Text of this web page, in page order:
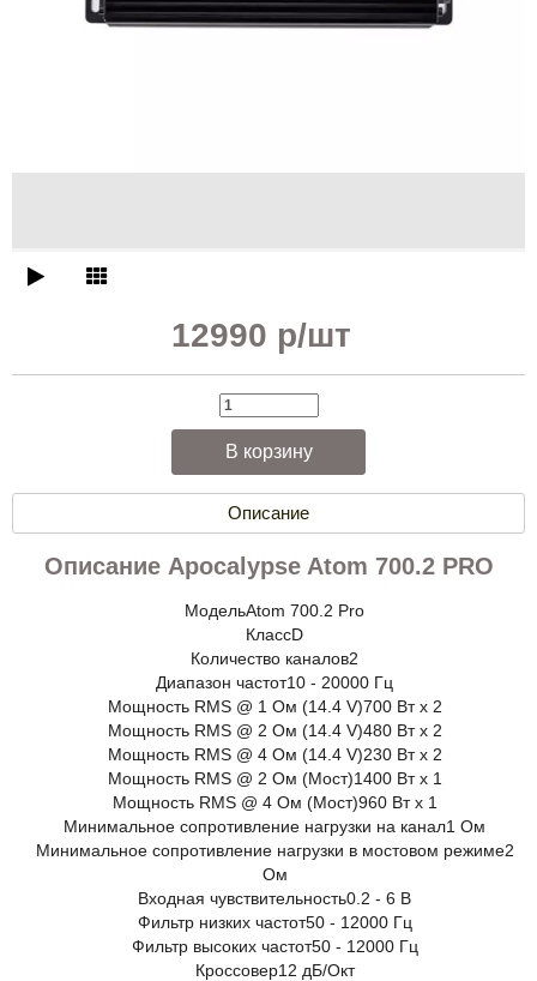
12990 р/шт
Описание
Описание Apocalypse Atom 700.2 PRO
МодельAtom 700.2 Pro
КлассD
Количество каналов2
Диапазон частот10 - 20000 Гц
Мощность RMS @ 1 Ом (14.4 V)700 Вт x 2
Мощность RMS @ 2 Ом (14.4 V)480 Вт x 2
Мощность RMS @ 4 Ом (14.4 V)230 Вт x 2
Мощность RMS @ 2 Ом (Мост)1400 Вт x 1
Мощность RMS @ 4 Ом (Мост)960 Вт x 1
Минимальное сопротивление нагрузки на канал1 Ом
Минимальное сопротивление нагрузки в мостовом режиме2
Ом
Входная чувствительность0.2 - 6 В
Фильтр низких частот50 - 12000 Гц
Фильтр высоких частот50 - 12000 Гц
Кроссовер12 дБ/Окт